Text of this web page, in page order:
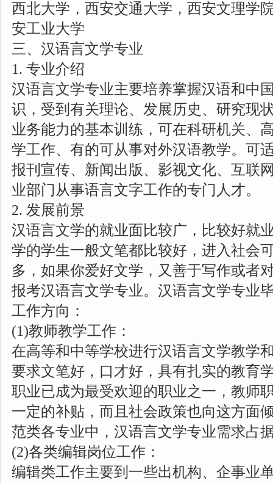
西北大学，西安交通大学，西安文理学
安工业大学
三、汉语言文学专业
1. 专业介绍
汉语言文学专业主要培养掌握汉语和中
识，受到有关理论、发展历史、研究现
业务能力的基本训练，可在科研机关、
学工作、有的可从事对外汉语教学。可
报刊宣传、新闻出版、影视文化、互联
业部门从事语言文字工作的专门人才。
2. 发展前景
汉语言文学的就业面比较广，比较好就
学的学生一般文笔都比较好，进入社会
多，如果你爱好文学，又善于写作或者
报考汉语言文学专业。汉语言文学专业
工作方向：
(1)教师教学工作：
在高等和中等学校进行汉语言文学教学
要求文笔好，口才好，具有扎实的教育
职业已成为最受欢迎的职业之一，教师
一定的补贴，而且社会政策也向这方面
范类各专业中，汉语言文学专业需求占
(2)各类编辑岗位工作：
编辑类工作主要到一些出机构、企事业